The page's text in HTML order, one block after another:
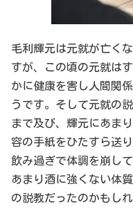
毛利輝元は元就が亡く
すが、この頃の元就は
かに健康を害し人間関
うです。そして元就の
まで及び、輝元にあま
容の手紙をひたすら送
飲み過ぎで体調を崩し
あまり酒に強くない体
の説教だったのかもしれ